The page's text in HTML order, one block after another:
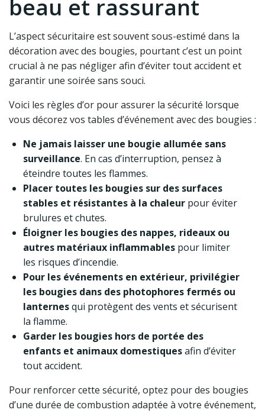
pièce ou avant de dormir.
Ne pas déplacer une bougie allumée.
beau et rassurant
L’aspect sécuritaire est souvent sous-estimé dans la
décoration avec des bougies, pourtant c’est un point
crucial à ne pas négliger afin d’éviter tout accident et
garantir une soirée sans souci.
Voici les règles d’or pour assurer la sécurité lorsque
vous décorez vos tables d’événement avec des bougies :
Ne jamais laisser une bougie allumée sans
surveillance. En cas d’interruption, pensez à
éteindre toutes les flammes.
Placer toutes les bougies sur des surfaces
stables et résistantes à la chaleur pour éviter
brulures et chutes.
Éloigner les bougies des nappes, rideaux ou
autres matériaux inflammables pour limiter
les risques d’incendie.
Pour les événements en extérieur, privilégier
les bougies dans des photophores fermés ou
lanternesqui protègent des vents et sécurisent
la flamme.
Garder les bougies hors de portée des
enfants et animaux domestiquesafin d’éviter
tout accident.
Pour renforcer cette sécurité, optez pour des bougies
d’une durée de combustion adaptée à votre événement,